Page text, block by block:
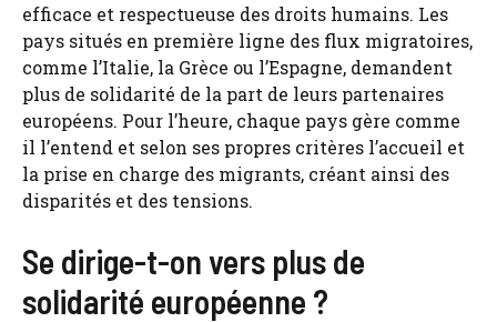
efficace et respectueuse des droits humains. Les
pays situés en première ligne des flux migratoires,
comme l’Italie, la Grèce ou l’Espagne, demandent
plus de solidarité de la part de leurs partenaires
européens. Pour l’heure, chaque pays gère comme
il l’entend et selon ses propres critères l’accueil et
la prise en charge des migrants, créant ainsi des
disparités et des tensions.
Se dirige-t-on vers plus de
solidarité européenne ?